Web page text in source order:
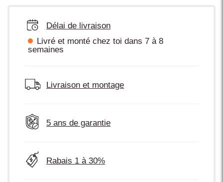
Délai de livraison
Livré et monté chez toi dans 7 à 8
semaines
Livraison et montage
5 ans de garantie
Rabais 1 à 30%